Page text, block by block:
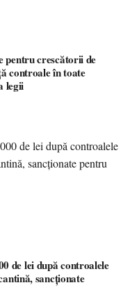
pentru crescătorii de
controale în toate
legii
de lei după controalele
sancționate